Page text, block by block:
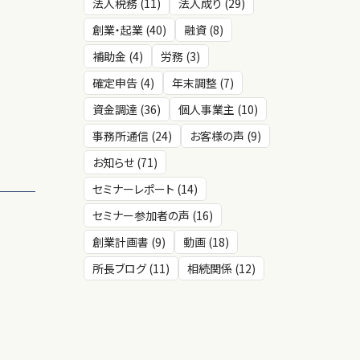
法人税務 (11)
法人成り (29)
創業・起業 (40)
融資 (8)
補助金 (4)
労務 (3)
確定申告 (4)
年末調整 (7)
資金調達 (36)
個人事業主 (10)
事務所通信 (24)
お客様の声 (9)
お知らせ (71)
セミナーレポート (14)
セミナー参加者の声 (16)
創業計画書 (9)
動画 (18)
所長ブログ (11)
相続関係 (12)